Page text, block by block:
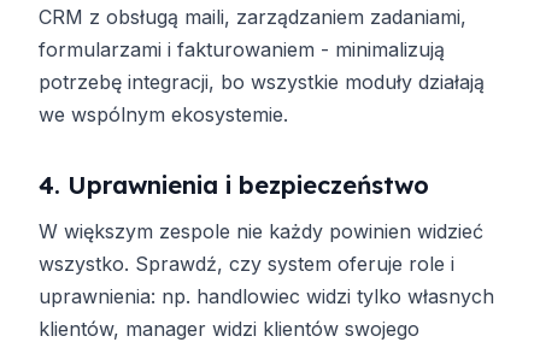
CRM z obsługą maili, zarządzaniem zadaniami,
formularzami i fakturowaniem - minimalizują
potrzebę integracji, bo wszystkie moduły działają
we wspólnym ekosystemie.
4. Uprawnienia i bezpieczeństwo
W większym zespole nie każdy powinien widzieć
wszystko. Sprawdź, czy system oferuje role i
uprawnienia: np. handlowiec widzi tylko własnych
klientów, manager widzi klientów swojego